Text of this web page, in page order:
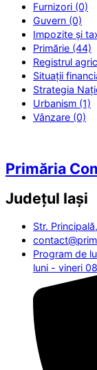
Furnizori (0)
Guvern (0)
Impozite și
Primărie (44)
Registrul
Situații
Strategia
Urbanism (1)
Vânzare (0)
Primăria
Județul Iași
Str.
Program de
luni - vineri